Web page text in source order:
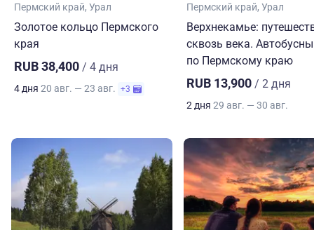
Пермский край Урал
Золотое кольцо Пермского
края
RUB 38,400 / 4 дня
4 дня 20 авг. — 23 авг. +3
Пермский край Урал
Верхнекамье:
сквозь века.
по Пермскому краю
RUB 13,900 / 2 дня
2 дня 29 авг. — 30 авг.